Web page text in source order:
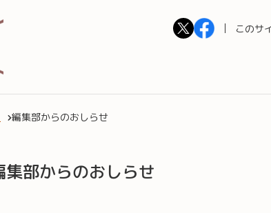
このサ
編集部からのおしらせ
集部からのおしらせ